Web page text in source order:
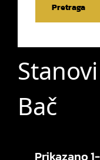
Pretraga
Bač
Prikazano